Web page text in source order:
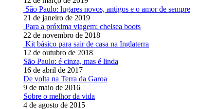
São Paulo: lugares novos, antigos e o amor de sempre
21 de janeiro de 2019
Para a próxima viagem: chelsea boots
22 de novembro de 2018
Kit básico para sair de casa na Inglaterra
12 de outubro de 2018
São Paulo: é cinza, mas é linda
16 de abril de 2017
De volta na Terra da Garoa
9 de maio de 2016
Sobre o melhor da vida
4 de agosto de 2015